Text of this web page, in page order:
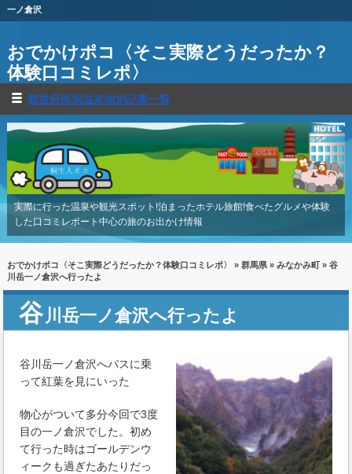
一ノ倉沢
おでかけポコ〈そこ実際どうだったか？
体験口コミレポ〉
都道府県別温泉地別記事一覧
実際に行った温泉や観光スポット!泊まったホテル旅館!食べたグルメや体験
した口コミレポート中心の旅のお出かけ情報
おでかけポコ〈そこ実際どうだったか？体験口コミレポ〉 » 群馬県» みなかみ町» 谷
川岳一ノ倉沢へ行ったよ
谷川岳一ノ倉沢へ行ったよ
谷川岳一ノ倉沢へバスに乗
って紅葉を見にいった
物心がついて多分今回で3度
目の一ノ倉沢でした。初め
て行った時はゴールデンウ
ィークも過ぎたあたりだっ